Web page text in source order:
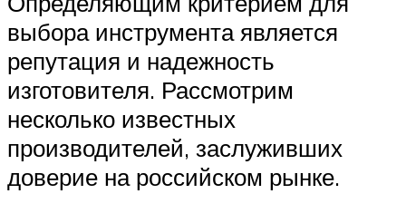
выбора инструмента является
репутация и надежность
изготовителя. Рассмотрим
несколько известных
производителей, заслуживших
доверие на российском рынке.